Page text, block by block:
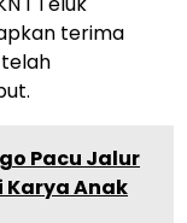
terima
Pacu Jalur
Karya Anak